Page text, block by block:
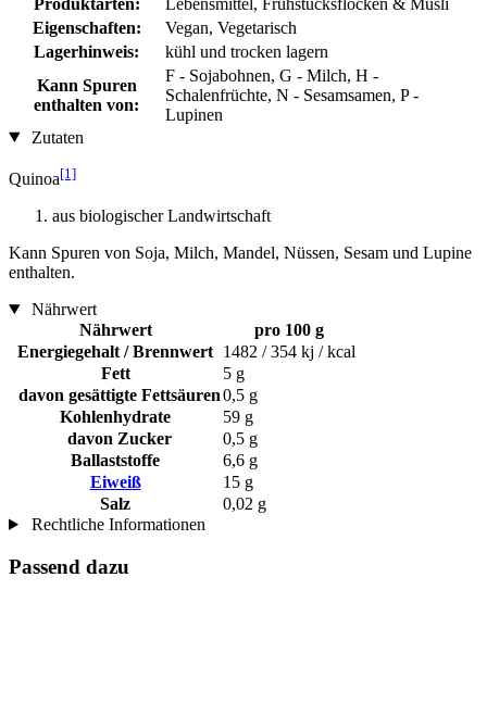
Eigenschaften:
Vegan, Vegetarisch
Lagerhinweis:
kühl und trocken lagern
Kann Spuren
enthalten von:
F - Sojabohnen, G - Milch, H -
Schalenfrüchte, N - Sesamsamen, P -
Lupinen
Zutaten
Quinoa[1]
aus biologischer Landwirtschaft
Kann Spuren von Soja, Milch, Mandel, Nüssen, Sesam und Lupine
enthalten.
Nährwert
Nährwert
pro 100 g
Energiegehalt / Brennwert 1482 / 354 kj / kcal
Fett
5 g
davon gesättigte Fettsäuren0,5 g
Kohlenhydrate
59 g
davon Zucker
0,5 g
Ballaststoffe
6,6 g
Eiweiß
15 g
Salz
0,02 g
Rechtliche Informationen
Passend dazu